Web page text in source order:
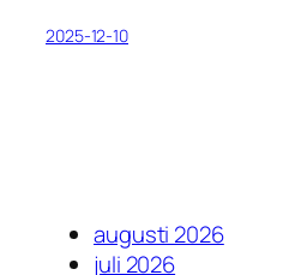
2025-12-10
augusti 2026
juli 2026